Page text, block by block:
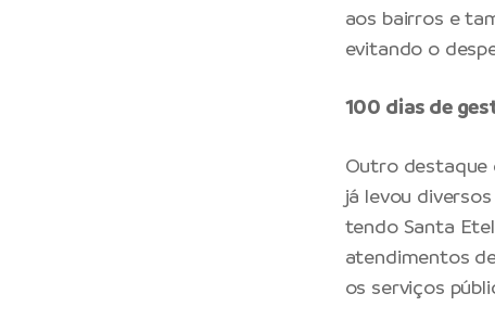
aos bairros e
evitando o
100 dias de
Outro destaque
já levou
tendo Santa
atendimentos
os serviços